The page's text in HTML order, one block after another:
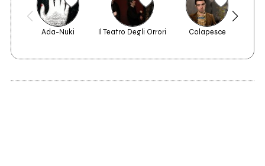
Cow Licks Cow
Ada-Nuki Il Teatro Degli Orrori Colapesce